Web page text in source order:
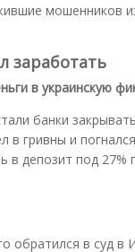
заработать
в украинскую
банки
в гривны и
в депозит под
обратился в суд